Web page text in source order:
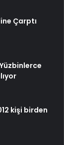
Çarptı
kişi birden